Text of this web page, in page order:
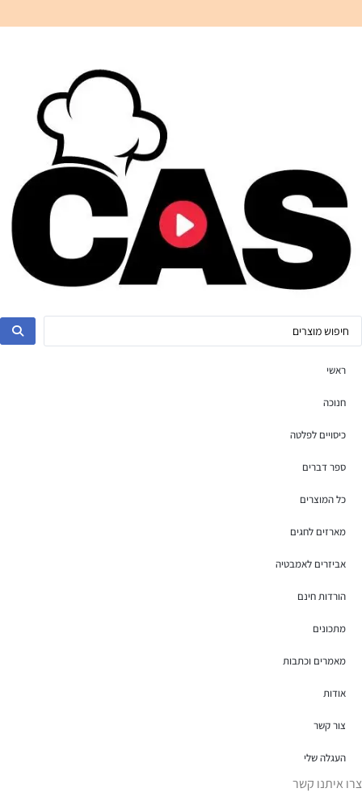
ראשי
חנוכה
כיסויים לפלטה
ספר דברים
כל המוצרים
מארזים לחגים
אביזרים לאמבטיה
הורדות חינם
מתכונים
מאמרים וכתבות
אודות
צור קשר
העגלה שלי
צרו איתנו קשר